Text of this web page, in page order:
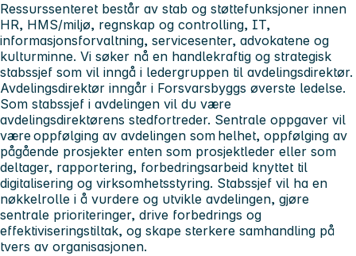
Ressurssenteret består av stab og støttefunksjoner innen
HR, HMS/miljø, regnskap og controlling, IT,
informasjonsforvaltning, servicesenter, advokatene og
kulturminne. Vi søker nå en handlekraftig og strategisk
stabssjef som vil inngå i ledergruppen til avdelingsdirektør.
Avdelingsdirektør inngår i Forsvarsbyggs øverste ledelse.
Som stabssjef i avdelingen vil du være
avdelingsdirektørens stedfortreder. Sentrale oppgaver vil
være oppfølging av avdelingen som helhet, oppfølging av
pågående prosjekter enten som prosjektleder eller som
deltager, rapportering, forbedringsarbeid knyttet til
digitalisering og virksomhetsstyring. Stabssjef vil ha en
nøkkelrolle i å vurdere og utvikle avdelingen, gjøre
sentrale prioriteringer, drive forbedrings og
effektiviseringstiltak, og skape sterkere samhandling på
tvers av organisasjonen.